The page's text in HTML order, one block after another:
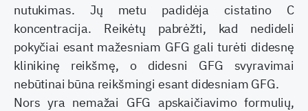
nutukimas. Jų metu padidėja cistatino C
koncentracija. Reikėtų pabrėžti, kad nedideli
pokyčiai esant mažesniam GFG gali turėti didesnę
klinikinę reikšmę, o didesni GFG svyravimai
nebūtinai būna reikšmingi esant didesniam GFG.
Nors yra nemažai GFG apskaičiavimo formulių,